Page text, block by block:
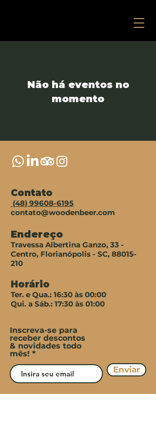
Não há eventos no
momento
Contato
(48) 99608-6195
contato@woodenbeer.com
Endereço
Travessa Albertina Ganzo, 33 -
Centro, Florianópolis - SC, 88015-
210
Horário
Ter. e Qua.: 16:30 às 00:00
​​Qui. a Sáb.: 17:30 às 01:00
Inscreva-se para
receber descontos
& novidades todo
mês!
Enviar